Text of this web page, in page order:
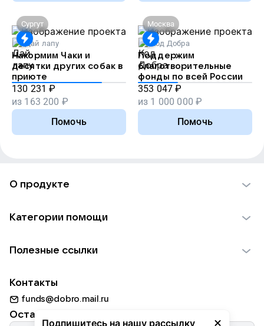
Сургут
Дай лапу
Накормим Чаки и
десятки других собак в
приюте
130 231 ₽
из 163 200 ₽
Помочь
Москва
Код Добра
Поддержим
благотворительные
фонды по всей России
353 047 ₽
из 1 000 000 ₽
Помочь
Подпишитесь на нашу рассылку
О продукте
Использование материалов
Для НКО
Партнерам
Категории помощи
Пожилым
Животным
Природе
Полезные ссылки
Добрый день
Контакты
funds@dobro.mail.ru
Оставайтесь с нами